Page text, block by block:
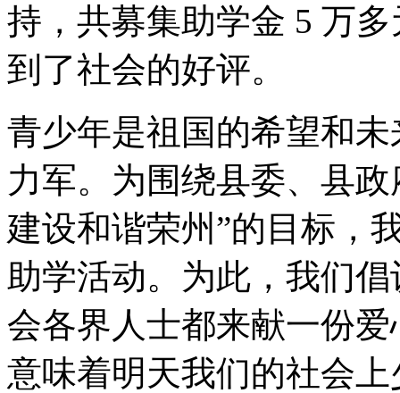
持，共募集助学金 5 万
到了社会的好评。
青少年是祖国的希望和
力军。为围绕县委、县
建设和谐荣州”的目标，
助学活动。为此，我们
会各界人士都来献一份
意味着明天我们的社会